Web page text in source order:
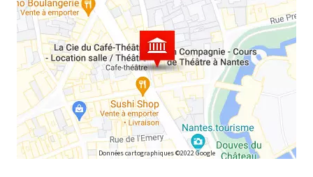
Données cartographiques ©2022 Google